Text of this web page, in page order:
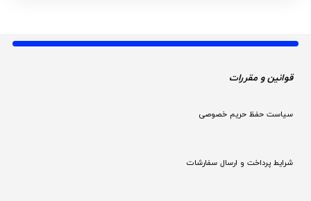
قوانین و مقررات
سیاست حفظ حریم خصوصی
شرایط پرداخت و ارسال سفارشات